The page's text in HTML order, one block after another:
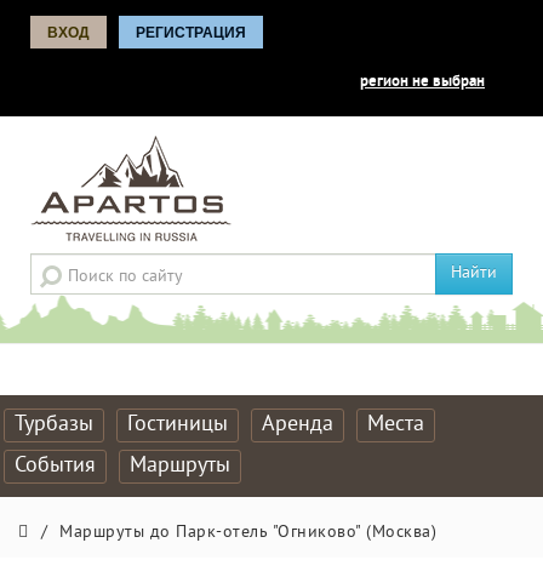
ВХОД РЕГИСТРАЦИЯ
регион не выбран
Найти
Турбазы Гостиницы Аренда
Места
События
Маршруты
/ Маршруты до Парк-отель "Огниково" (Москва)